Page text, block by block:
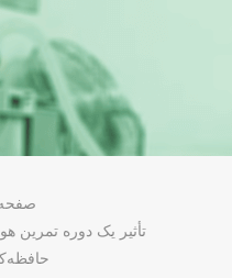
تأثیر یک دوره تمرین